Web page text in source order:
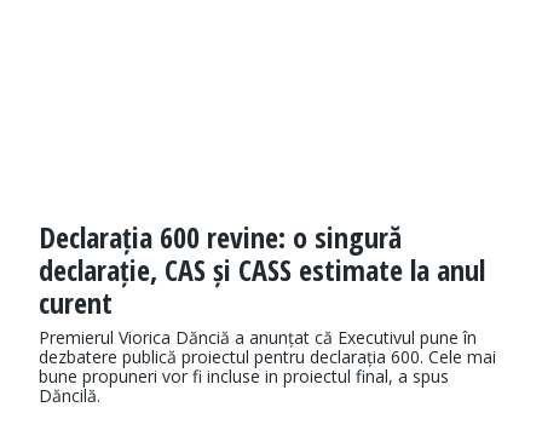
Declarația 600 revine: o singură
declarație, CAS și CASS estimate la anul
curent
Premierul Viorica Dănciă a anunțat că Executivul pune în
dezbatere publică proiectul pentru declarația 600. Cele mai
bune propuneri vor fi incluse in proiectul final, a spus
Dăncilă.